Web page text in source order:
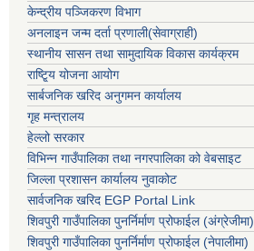
केन्द्रीय पञ्जिकरण विभाग
अनलाइन जन्म दर्ता प्रणाली(सेवाग्राही)
स्थानीय सासन तथा सामुदायिक विकास कार्यक्रम
राष्टि्ृय योजना आयोग
सार्बजनिक खरिद अनुगमन कार्यालय
गृह मन्त्रालय
हेल्लो सरकार
विभिन्न गाउँपालिका तथा नगरपालिका को वेबसाइट
जिल्ला प्रशासन कार्यालय नुवाकोट
सार्वजनिक खरिद EGP Portal Link
शिवपुरी गाउँपालिका पुनर्निर्माण प्रोफाईल (अंग्रेजीमा)
शिवपुरी गाउँपालिका पुनर्निर्माण प्रोफाईल (नेपालीमा)